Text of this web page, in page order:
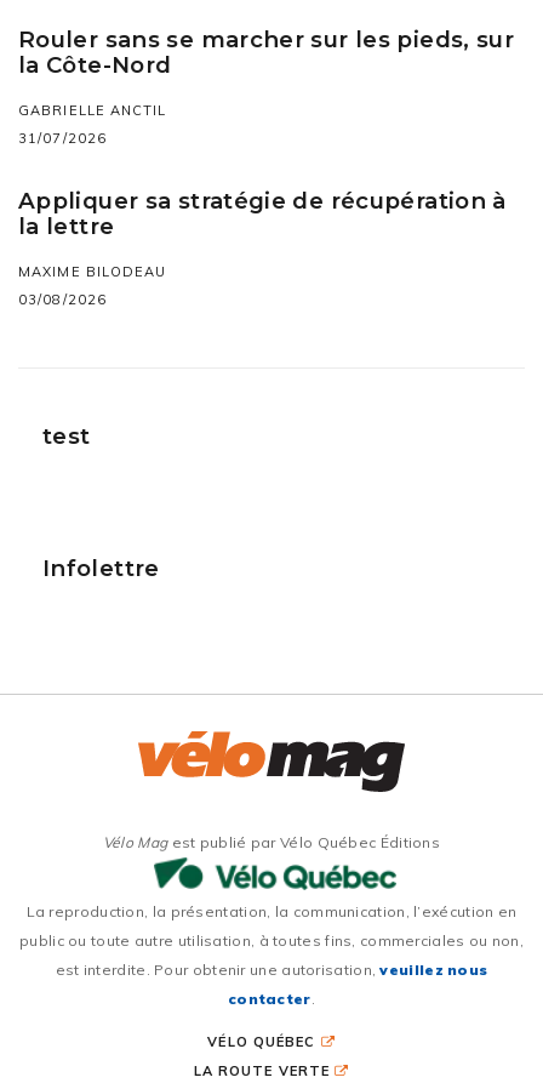
Rouler sans se marcher sur les pieds, sur
la Côte-Nord
GABRIELLE ANCTIL
31/07/2026
Appliquer sa stratégie de récupération à
la lettre
MAXIME BILODEAU
03/08/2026
test
Infolettre
Vélo Magest publié par Vélo Québec Éditions
La reproduction, la présentation, la communication, l’exécution en
public ou toute autre utilisation, à toutes fins, commerciales ou non,
est interdite. Pour obtenir une autorisation,veuillez nous
contacter.
VÉLO QUÉBEC
LA ROUTE VERTE